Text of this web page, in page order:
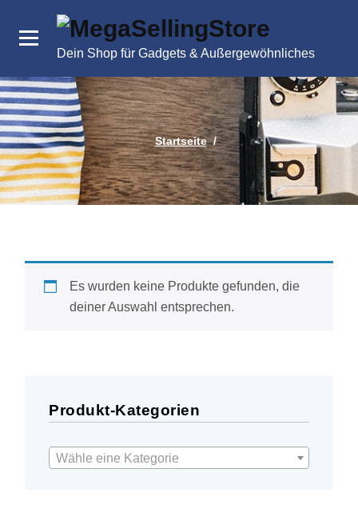
Inhalt
Dein Shop für Gadgets & Außergewöhnliches
Startseite/
Es wurden keine Produkte gefunden, die
deiner Auswahl entsprechen.
Produkt-Kategorien
Wähle eine Kategorie